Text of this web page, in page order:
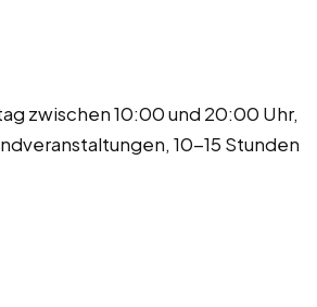
zwischen 10:00 und 20:00 Uhr,
10-15 Stunden